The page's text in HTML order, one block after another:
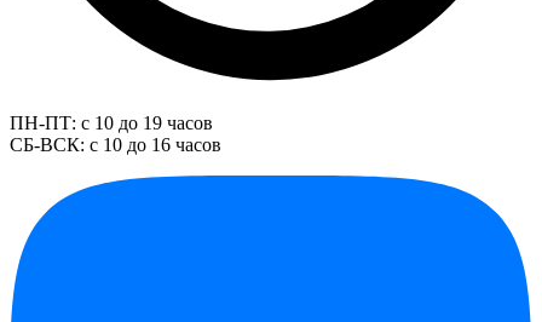
ПН-ПТ: с 10 до 19 часов
СБ-ВСК: с 10 до 16 часов